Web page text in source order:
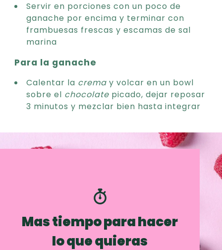
Servir en porciones con un poco de
ganache por encima y terminar con
frambuesas frescas y escamas de sal
marina
Para la ganache
Calentar la crema y volcar en un bowl
sobre el chocolate picado, dejar reposar
3 minutos y mezclar bien hasta integrar
Mas tiempo para hacer
lo que quieras